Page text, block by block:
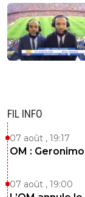
FIL INFO
07 août , 19:17
OM :
07 août , 19:00